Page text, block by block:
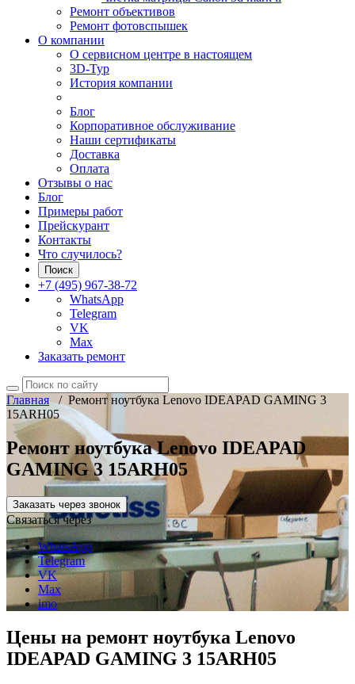
Ремонт объективов
Ремонт фотовспышек
О компании
О сервисном центре в настоящем
3D-Тур
История компании
Блог
Корпоративное обслуживание
Наши сертификаты
Доставка
Оплата
Отзывы о нас
Блог
Примеры работ
Прейскурант
Контакты
Что случилось?
Поиск
+7 (495) 967-38-72
WhatsApp
Telegram
VK
Max
Заказать ремонт
Главная/ Ремонт ноутбука Lenovo IDEAPAD GAMING 3
15ARH05
Ремонт ноутбука Lenovo IDEAPAD
GAMING 3 15ARH05
Заказать через звонок
Связаться через
WhatsApp
Telegram
VK
Max
imo
Цены на ремонт ноутбука Lenovo
IDEAPAD GAMING 3 15ARH05